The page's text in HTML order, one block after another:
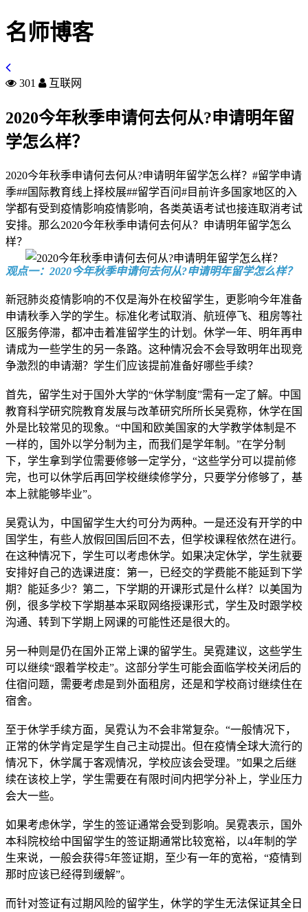
名师博客
301 互联网
2020今年秋季申请何去何从?申请明年留
学怎么样？
2020今年秋季申请何去何从?申请明年留学怎么样？#留学申请
季##国际教育线上择校展##留学百问#目前许多国家地区的入
学都有受到疫情影响疫情影响，各类英语考试也接连取消考试
安排。那么2020今年秋季申请何去何从？申请明年留学怎么
样？
观点一：2020今年秋季申请何去何从?申请明年留学怎么样？
新冠肺炎疫情影响的不仅是海外在校留学生，更影响今年准备
申请秋季入学的学生。标准化考试取消、航班停飞、租房等社
区服务停滞，都冲击着准留学生的计划。休学一年、明年再申
请成为一些学生的另一条路。这种情况会不会导致明年出现竞
争激烈的申请潮？学生们应该提前准备好哪些手续？
首先，留学生对于国外大学的“休学制度”需有一定了解。中国
教育科学研究院教育发展与改革研究所所长吴霓称，休学在国
外是比较常见的现象。“中国和欧美国家的大学教学体制是不
一样的，国外以学分制为主，而我们是学年制。”在学分制
下，学生拿到学位需要修够一定学分，“这些学分可以提前修
完，也可以休学后再回学校继续修学分，只要学分修够了，基
本上就能够毕业”。
吴霓认为，中国留学生大约可分为两种。一是还没有开学的中
国学生，有些人放假回国后回不去，但学校课程依然在进行。
在这种情况下，学生可以考虑休学。如果决定休学，学生就要
安排好自己的选课进度：第一，已经交的学费能不能延到下学
期？能延多少？第二，下学期的开课形式是什么样？以美国为
例，很多学校下学期基本采取网络授课形式，学生及时跟学校
沟通、转到下学期上网课的可能性还是很大的。
另一种则是仍在国外正常上课的留学生。吴霓建议，这些学生
可以继续“跟着学校走”。这部分学生可能会面临学校关闭后的
住宿问题，需要考虑是到外面租房，还是和学校商讨继续住在
宿舍。
至于休学手续方面，吴霓认为不会非常复杂。“一般情况下，
正常的休学肯定是学生自己主动提出。但在疫情全球大流行的
情况下，休学属于客观情况，学校应该会受理。”如果之后继
续在该校上学，学生需要在有限时间内把学分补上，学业压力
会大一些。
如果考虑休学，学生的签证通常会受到影响。吴霓表示，国外
本科院校给中国留学生的签证期通常比较宽裕，以4年制的学
生来说，一般会获得5年签证期，至少有一年的宽裕，“疫情到
那时应该已经得到缓解”。
而针对签证有过期风险的留学生，休学的学生无法保证其全日